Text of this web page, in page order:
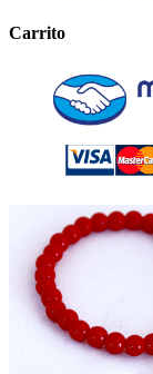
Carrito